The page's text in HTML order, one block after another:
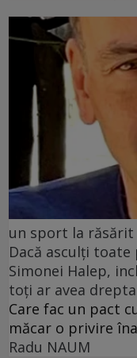
un sport la răsărit
Dacă asculți
Simonei Halep,
toți ar avea
Care fac un pact
măcar o privire
Radu NAUM